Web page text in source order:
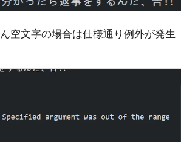
空文字の場合は仕様通り例外が発生